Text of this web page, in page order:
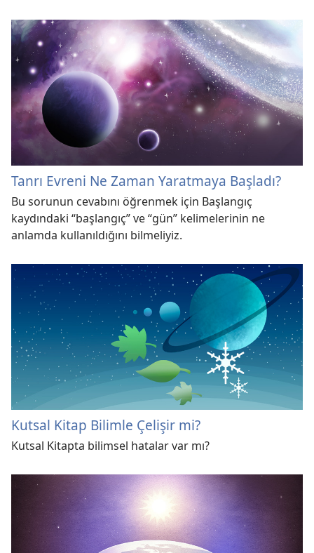
Tanrı Evreni Ne Zaman Yaratmaya Başladı?
Bu sorunun cevabını öğrenmek için Başlangıç
kaydındaki “başlangıç” ve “gün” kelimelerinin ne
anlamda kullanıldığını bilmeliyiz.
Kutsal Kitap Bilimle Çelişir mi?
Kutsal Kitapta bilimsel hatalar var mı?